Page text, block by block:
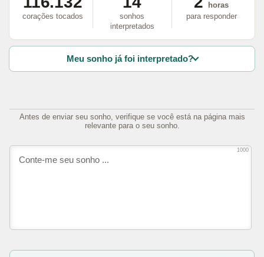
corações tocados
sonhos
interpretados
horas
para responder
Meu sonho já foi interpretado?
Antes de enviar seu sonho, verifique se você está na página mais
relevante para o seu sonho.
1000